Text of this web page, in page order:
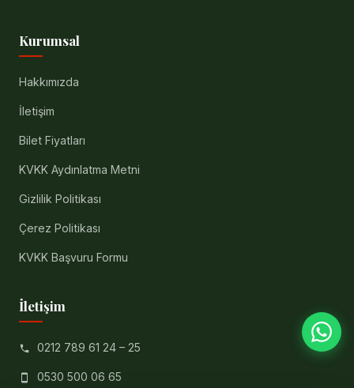
Kurumsal
Hakkımızda
İletişim
Bilet Fiyatları
KVKK Aydınlatma Metni
Gizlilik Politikası
Çerez Politikası
KVKK Başvuru Formu
İletişim
0212 789 61 24 – 25
0530 500 06 65